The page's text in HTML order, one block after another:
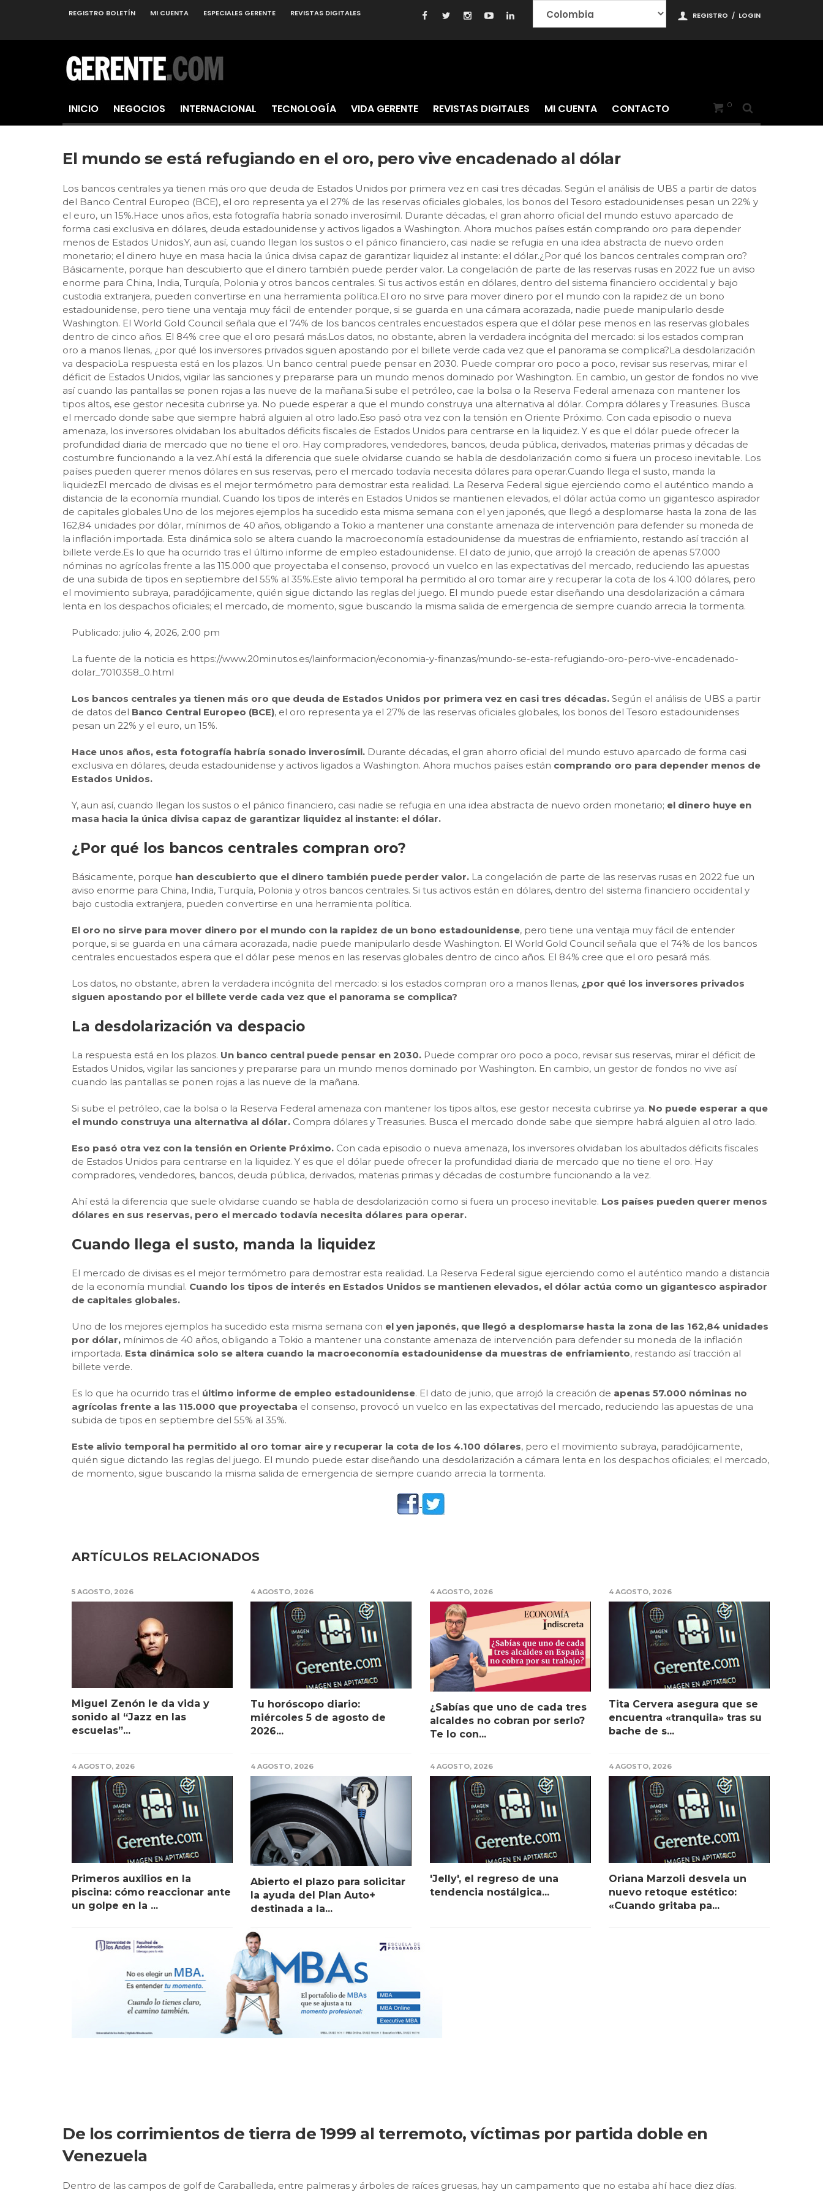
REGISTRO / LOGIN
REGISTRO BOLETÍN MI CUENTA ESPECIALES GERENTE REVISTAS DIGITALES
0
INICIO NEGOCIOS INTERNACIONAL TECNOLOGÍA VIDA GERENTE REVISTAS DIGITALES MI CUENTA CONTACTO
El mundo se está refugiando en el oro, pero vive encadenado al dólar
Los bancos centrales ya tienen más oro que deuda de Estados Unidos por primera vez en casi tres décadas. Según el análisis de UBS a partir de datos
del Banco Central Europeo (BCE), el oro representa ya el 27% de las reservas oficiales globales, los bonos del Tesoro estadounidenses pesan un 22% y
el euro, un 15%.Hace unos años, esta fotografía habría sonado inverosímil. Durante décadas, el gran ahorro oficial del mundo estuvo aparcado de
forma casi exclusiva en dólares, deuda estadounidense y activos ligados a Washington. Ahora muchos países están comprando oro para depender
menos de Estados Unidos.Y, aun así, cuando llegan los sustos o el pánico financiero, casi nadie se refugia en una idea abstracta de nuevo orden
monetario; el dinero huye en masa hacia la única divisa capaz de garantizar liquidez al instante: el dólar.¿Por qué los bancos centrales compran oro?
Básicamente, porque han descubierto que el dinero también puede perder valor. La congelación de parte de las reservas rusas en 2022 fue un aviso
enorme para China, India, Turquía, Polonia y otros bancos centrales. Si tus activos están en dólares, dentro del sistema financiero occidental y bajo
custodia extranjera, pueden convertirse en una herramienta política.El oro no sirve para mover dinero por el mundo con la rapidez de un bono
estadounidense, pero tiene una ventaja muy fácil de entender porque, si se guarda en una cámara acorazada, nadie puede manipularlo desde
Washington. El World Gold Council señala que el 74% de los bancos centrales encuestados espera que el dólar pese menos en las reservas globales
dentro de cinco años. El 84% cree que el oro pesará más.Los datos, no obstante, abren la verdadera incógnita del mercado: si los estados compran
oro a manos llenas, ¿por qué los inversores privados siguen apostando por el billete verde cada vez que el panorama se complica?La desdolarización
va despacioLa respuesta está en los plazos. Un banco central puede pensar en 2030. Puede comprar oro poco a poco, revisar sus reservas, mirar el
déficit de Estados Unidos, vigilar las sanciones y prepararse para un mundo menos dominado por Washington. En cambio, un gestor de fondos no vive
así cuando las pantallas se ponen rojas a las nueve de la mañana.Si sube el petróleo, cae la bolsa o la Reserva Federal amenaza con mantener los
tipos altos, ese gestor necesita cubrirse ya. No puede esperar a que el mundo construya una alternativa al dólar. Compra dólares y Treasuries. Busca
el mercado donde sabe que siempre habrá alguien al otro lado.Eso pasó otra vez con la tensión en Oriente Próximo. Con cada episodio o nueva
amenaza, los inversores olvidaban los abultados déficits fiscales de Estados Unidos para centrarse en la liquidez. Y es que el dólar puede ofrecer la
profundidad diaria de mercado que no tiene el oro. Hay compradores, vendedores, bancos, deuda pública, derivados, materias primas y décadas de
costumbre funcionando a la vez.Ahí está la diferencia que suele olvidarse cuando se habla de desdolarización como si fuera un proceso inevitable. Los
países pueden querer menos dólares en sus reservas, pero el mercado todavía necesita dólares para operar.Cuando llega el susto, manda la
liquidezEl mercado de divisas es el mejor termómetro para demostrar esta realidad. La Reserva Federal sigue ejerciendo como el auténtico mando a
distancia de la economía mundial. Cuando los tipos de interés en Estados Unidos se mantienen elevados, el dólar actúa como un gigantesco aspirador
de capitales globales.Uno de los mejores ejemplos ha sucedido esta misma semana con el yen japonés, que llegó a desplomarse hasta la zona de las
162,84 unidades por dólar, mínimos de 40 años, obligando a Tokio a mantener una constante amenaza de intervención para defender su moneda de
la inflación importada. Esta dinámica solo se altera cuando la macroeconomía estadounidense da muestras de enfriamiento, restando así tracción al
billete verde.Es lo que ha ocurrido tras el último informe de empleo estadounidense. El dato de junio, que arrojó la creación de apenas 57.000
nóminas no agrícolas frente a las 115.000 que proyectaba el consenso, provocó un vuelco en las expectativas del mercado, reduciendo las apuestas
de una subida de tipos en septiembre del 55% al 35%.Este alivio temporal ha permitido al oro tomar aire y recuperar la cota de los 4.100 dólares, pero
el movimiento subraya, paradójicamente, quién sigue dictando las reglas del juego. El mundo puede estar diseñando una desdolarización a cámara
lenta en los despachos oficiales; el mercado, de momento, sigue buscando la misma salida de emergencia de siempre cuando arrecia la tormenta.
Publicado: julio 4, 2026, 2:00 pm
La fuente de la noticia es https://www.20minutos.es/lainformacion/economia-y-finanzas/mundo-se-esta-refugiando-oro-pero-vive-encadenado-
dolar_7010358_0.html
Los bancos centrales ya tienen más oro que deuda de Estados Unidos por primera vez en casi tres décadas. Según el análisis de UBS a partir
de datos del Banco Central Europeo (BCE), el oro representa ya el 27% de las reservas oficiales globales, los bonos del Tesoro estadounidenses
pesan un 22% y el euro, un 15%.
Hace unos años, esta fotografía habría sonado inverosímil. Durante décadas, el gran ahorro oficial del mundo estuvo aparcado de forma casi
exclusiva en dólares, deuda estadounidense y activos ligados a Washington. Ahora muchos países están comprando oro para depender menos de
Estados Unidos.
Y, aun así, cuando llegan los sustos o el pánico financiero, casi nadie se refugia en una idea abstracta de nuevo orden monetario; el dinero huye en
masa hacia la única divisa capaz de garantizar liquidez al instante: el dólar.
¿Por qué los bancos centrales compran oro?
Básicamente, porque han descubierto que el dinero también puede perder valor. La congelación de parte de las reservas rusas en 2022 fue un
aviso enorme para China, India, Turquía, Polonia y otros bancos centrales. Si tus activos están en dólares, dentro del sistema financiero occidental y
bajo custodia extranjera, pueden convertirse en una herramienta política.
El oro no sirve para mover dinero por el mundo con la rapidez de un bono estadounidense, pero tiene una ventaja muy fácil de entender
porque, si se guarda en una cámara acorazada, nadie puede manipularlo desde Washington. El World Gold Council señala que el 74% de los bancos
centrales encuestados espera que el dólar pese menos en las reservas globales dentro de cinco años. El 84% cree que el oro pesará más.
Los datos, no obstante, abren la verdadera incógnita del mercado: si los estados compran oro a manos llenas, ¿por qué los inversores privados
siguen apostando por el billete verde cada vez que el panorama se complica?
La desdolarización va despacio
La respuesta está en los plazos. Un banco central puede pensar en 2030. Puede comprar oro poco a poco, revisar sus reservas, mirar el déficit de
Estados Unidos, vigilar las sanciones y prepararse para un mundo menos dominado por Washington. En cambio, un gestor de fondos no vive así
cuando las pantallas se ponen rojas a las nueve de la mañana.
Si sube el petróleo, cae la bolsa o la Reserva Federal amenaza con mantener los tipos altos, ese gestor necesita cubrirse ya. No puede esperar a que
el mundo construya una alternativa al dólar. Compra dólares y Treasuries. Busca el mercado donde sabe que siempre habrá alguien al otro lado.
Eso pasó otra vez con la tensión en Oriente Próximo. Con cada episodio o nueva amenaza, los inversores olvidaban los abultados déficits fiscales
de Estados Unidos para centrarse en la liquidez. Y es que el dólar puede ofrecer la profundidad diaria de mercado que no tiene el oro. Hay
compradores, vendedores, bancos, deuda pública, derivados, materias primas y décadas de costumbre funcionando a la vez.
Ahí está la diferencia que suele olvidarse cuando se habla de desdolarización como si fuera un proceso inevitable. Los países pueden querer menos
dólares en sus reservas, pero el mercado todavía necesita dólares para operar.
Cuando llega el susto, manda la liquidez
El mercado de divisas es el mejor termómetro para demostrar esta realidad. La Reserva Federal sigue ejerciendo como el auténtico mando a distancia
de la economía mundial. Cuando los tipos de interés en Estados Unidos se mantienen elevados, el dólar actúa como un gigantesco aspirador
de capitales globales.
Uno de los mejores ejemplos ha sucedido esta misma semana con el yen japonés, que llegó a desplomarse hasta la zona de las 162,84 unidades
por dólar, mínimos de 40 años, obligando a Tokio a mantener una constante amenaza de intervención para defender su moneda de la inflación
importada. Esta dinámica solo se altera cuando la macroeconomía estadounidense da muestras de enfriamiento, restando así tracción al
billete verde.
Es lo que ha ocurrido tras el último informe de empleo estadounidense. El dato de junio, que arrojó la creación de apenas 57.000 nóminas no
agrícolas frente a las 115.000 que proyectaba el consenso, provocó un vuelco en las expectativas del mercado, reduciendo las apuestas de una
subida de tipos en septiembre del 55% al 35%.
Este alivio temporal ha permitido al oro tomar aire y recuperar la cota de los 4.100 dólares, pero el movimiento subraya, paradójicamente,
quién sigue dictando las reglas del juego. El mundo puede estar diseñando una desdolarización a cámara lenta en los despachos oficiales; el mercado,
de momento, sigue buscando la misma salida de emergencia de siempre cuando arrecia la tormenta.
ARTÍCULOS RELACIONADOS
5 AGOSTO, 2026
Miguel Zenón le da vida y
sonido al “Jazz en las
escuelas”...
4 AGOSTO, 2026
Tu horóscopo diario:
miércoles 5 de agosto de
2026...
4 AGOSTO, 2026
¿Sabías que uno de cada tres
alcaldes no cobran por serlo?
Te lo con...
4 AGOSTO, 2026
Tita Cervera asegura que se
encuentra «tranquila» tras su
bache de s...
4 AGOSTO, 2026
Primeros auxilios en la
piscina: cómo reaccionar ante
un golpe en la ...
4 AGOSTO, 2026
Abierto el plazo para solicitar
la ayuda del Plan Auto+
destinada a la...
4 AGOSTO, 2026
'Jelly', el regreso de una
tendencia nostálgica...
4 AGOSTO, 2026
Oriana Marzoli desvela un
nuevo retoque estético:
«Cuando gritaba pa...
De los corrimientos de tierra de 1999 al terremoto, víctimas por partida doble en
Venezuela
Dentro de las campos de golf de Caraballeda, entre palmeras y árboles de raíces gruesas, hay un campamento que no estaba ahí hace diez días.